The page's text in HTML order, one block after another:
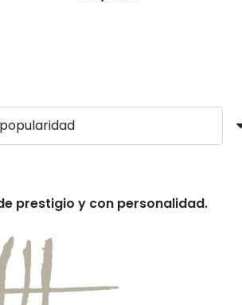
prestigio y con personalidad.